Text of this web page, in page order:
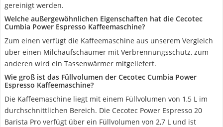
gereinigt werden.
Welche außergewöhnlichen Eigenschaften hat die Cecotec
Cumbia Power Espresso Kaffeemaschine?
Zum einen verfügt die Kaffeemaschine aus unserem Vergleich
über einen Milchaufschäumer mit Verbrennungsschutz, zum
anderen wird ein Tassenwärmer mitgeliefert.
Wie groß ist das Füllvolumen der Cecotec Cumbia Power
Espresso Kaffeemaschine?
Die Kaffeemaschine liegt mit einem Füllvolumen von 1,5 L im
durchschnittlichen Bereich. Die Cecotec Power Espresso 20
Barista Pro verfügt über ein Füllvolumen von 2,7 L und ist